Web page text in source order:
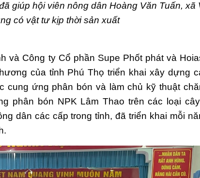
giúp hộiviên nông dân Hoàng Văn Tuấn, xã
có vật tư kịp thời sản xuất
và Công ty Cổ phần Supe Phốt phát và
của tỉnh Phú Thọ triển khai xây dựng
cung ứng phân bón và làm chủ kỹ thuật
phân bón NPK Lâm Thao trên các loại
dân các cấp trong tỉnh, đã triển khai mỗi